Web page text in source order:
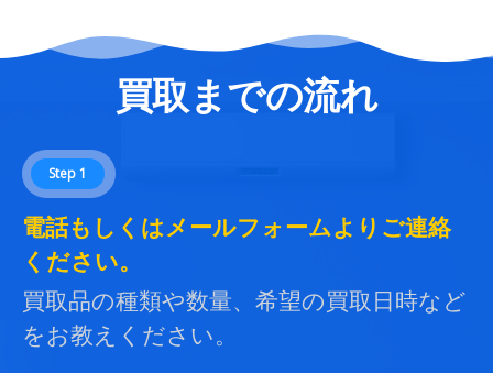
買取までの流れ
Step 1
電話もしくはメールフォームよりご連絡
ください。
買取品の種類や数量、希望の買取日時など
をお教えください。